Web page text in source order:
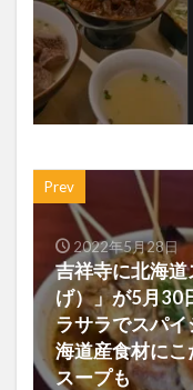
Prev
2022年5月28日
吉祥寺に北海
げ）」が5月
ラサラでスパ
海道産食材に
スープも